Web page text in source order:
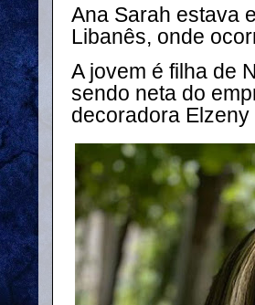
Ana Sarah estava
Libanês, onde
A jovem é filha de
sendo neta do
decoradora Elzeny